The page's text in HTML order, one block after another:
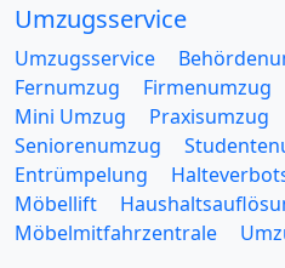
Umzugsservice
Umzugsservice
Fernumzug
Firmenumzug
Mini Umzug
Praxisumzug
Seniorenumzug
Entrümpelung
Möbellift
Möbelmitfahrzentrale